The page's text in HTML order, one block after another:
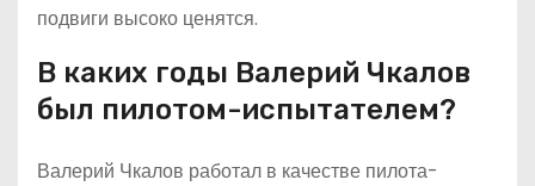
подвиги высоко ценятся.
В каких годы Валерий Чкалов
был пилотом-испытателем?
Валерий Чкалов работал в качестве пилота-